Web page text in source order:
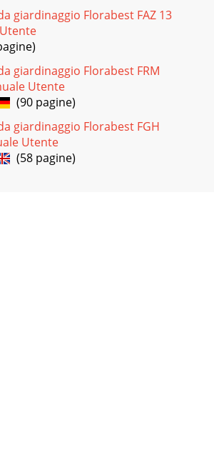
giardinaggio Florabest FAZ 13
giardinaggio Florabest FRM
Utente
(90 pagine)
giardinaggio Florabest FGH
Utente
(58 pagine)